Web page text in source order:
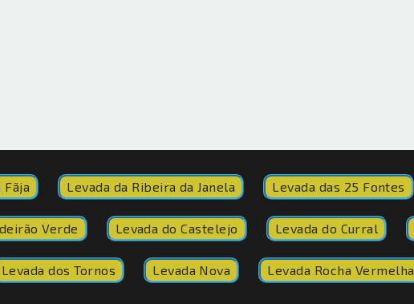
Fãja Levada da Ribeira da Janela Levada das 25 Fontes
Verde Levada do Castelejo Levada do Curral
Levada dos Tornos Levada Nova Levada Rocha Vermelha